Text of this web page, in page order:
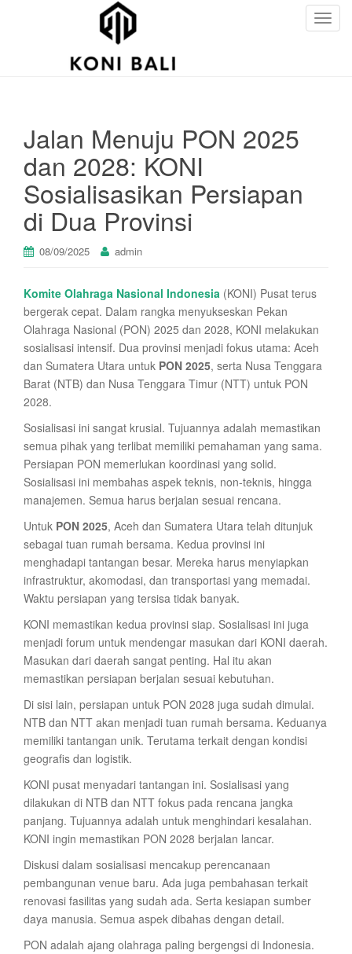
T
Jalan Menuju PON 2025
dan 2028: KONI
Sosialisasikan Persiapan
di Dua Provinsi
08/09/2025 admin
Komite Olahraga Nasional Indonesia (KONI) Pusat terus
bergerak cepat. Dalam rangka menyukseskan Pekan
Olahraga Nasional (PON) 2025 dan 2028, KONI melakukan
sosialisasi intensif. Dua provinsi menjadi fokus utama: Aceh
dan Sumatera Utara untuk PON 2025, serta Nusa Tenggara
Barat (NTB) dan Nusa Tenggara Timur (NTT) untuk PON
2028.
Sosialisasi ini sangat krusial. Tujuannya adalah memastikan
semua pihak yang terlibat memiliki pemahaman yang sama.
Persiapan PON memerlukan koordinasi yang solid.
Sosialisasi ini membahas aspek teknis, non-teknis, hingga
manajemen. Semua harus berjalan sesuai rencana.
Untuk PON 2025, Aceh dan Sumatera Utara telah ditunjuk
sebagai tuan rumah bersama. Kedua provinsi ini
menghadapi tantangan besar. Mereka harus menyiapkan
infrastruktur, akomodasi, dan transportasi yang memadai.
Waktu persiapan yang tersisa tidak banyak.
KONI memastikan kedua provinsi siap. Sosialisasi ini juga
menjadi forum untuk mendengar masukan dari KONI daerah.
Masukan dari daerah sangat penting. Hal itu akan
memastikan persiapan berjalan sesuai kebutuhan.
Di sisi lain, persiapan untuk PON 2028 juga sudah dimulai.
NTB dan NTT akan menjadi tuan rumah bersama. Keduanya
memiliki tantangan unik. Terutama terkait dengan kondisi
geografis dan logistik.
KONI pusat menyadari tantangan ini. Sosialisasi yang
dilakukan di NTB dan NTT fokus pada rencana jangka
panjang. Tujuannya adalah untuk menghindari kesalahan.
KONI ingin memastikan PON 2028 berjalan lancar.
Diskusi dalam sosialisasi mencakup perencanaan
pembangunan venue baru. Ada juga pembahasan terkait
renovasi fasilitas yang sudah ada. Serta kesiapan sumber
daya manusia. Semua aspek dibahas dengan detail.
PON adalah ajang olahraga paling bergengsi di Indonesia.